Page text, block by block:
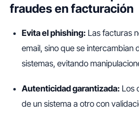
fraudes en facturación
Evita el phishing: Las facturas
email, sino que se intercambian
sistemas, evitando
Autenticidad garantizada: Los
de un sistema a otro con